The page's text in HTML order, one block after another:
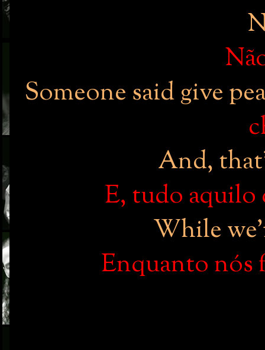
Someone said give
And,
E, tudo aquilo
While
Enquanto nós